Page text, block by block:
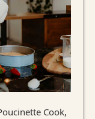
Cook,